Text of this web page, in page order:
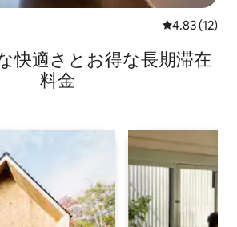
レビュー12
4.83 (12)
快⁠適⁠さ⁠とお⁠得⁠な長⁠期⁠滞⁠在
料⁠金